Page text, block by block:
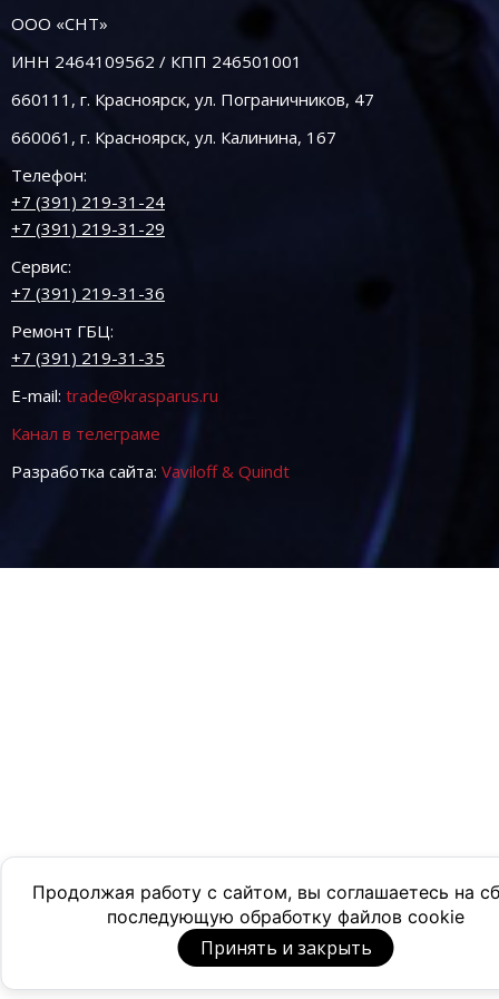
Продолжая работу с сайтом, вы соглашаетесь на
последующую обработку файлов cookie
Принять и закрыть
ООО «СНТ»
ИНН 2464109562 / КПП 246501001
660111, г. Красноярск, ул. Пограничников, 47
660061, г. Красноярск, ул. Калинина, 167
Телефон:
+7 (391) 219-31-24
+7 (391) 219-31-29
Сервис:
+7 (391) 219-31-36
Ремонт ГБЦ:
+7 (391) 219-31-35
E-mail: trade@krasparus.ru
Канал в телеграме
Разработка сайта: Vaviloff & Quindt